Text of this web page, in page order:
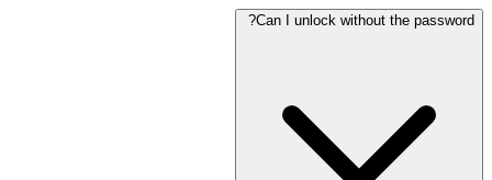
Can I unlock without the password?